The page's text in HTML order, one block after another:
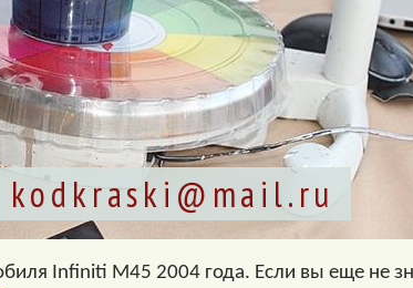
kodkraski@mail.ru
Infiniti M45 2004 года. Если вы еще не